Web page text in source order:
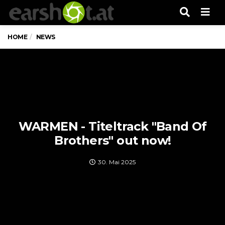
HOME NEWS
WARMEN - Titeltrack "Band Of
Brothers" out now!
30. Mai 2025